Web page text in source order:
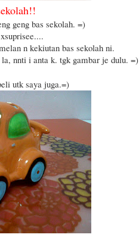
geng bas sekolah. =)
n kekiutan bas sekolah ni.
nnti i anta k. tgk gambar je dulu. =)
utk saya juga.=)